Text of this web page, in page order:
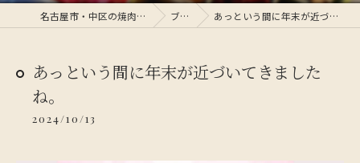
名古屋市・中区の焼肉なら焼肉 御華 ブログ あっという間に年末が近づいてきましたね。
あっという間に年末が近づいてきました
ね。
2024/10/13